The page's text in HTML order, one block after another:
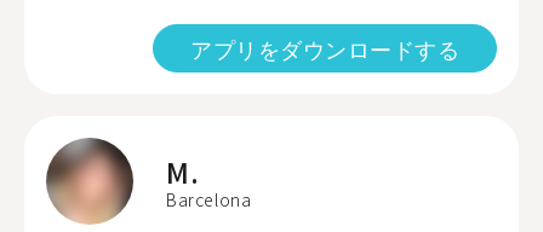
アプリをダウンロードする
M.
Barcelona